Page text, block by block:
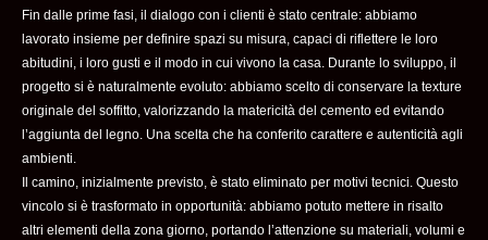
Fin dalle prime fasi, il dialogo con i clienti è stato centrale: abbiamo
lavorato insieme per definire spazi su misura, capaci di riflettere le loro
abitudini, i loro gusti e il modo in cui vivono la casa. Durante lo sviluppo, il
progetto si è naturalmente evoluto: abbiamo scelto di conservare la texture
originale del soffitto, valorizzando la matericità del cemento ed evitando
l’aggiunta del legno. Una scelta che ha conferito carattere e autenticità agli
ambienti.
Il camino, inizialmente previsto, è stato eliminato per motivi tecnici. Questo
vincolo si è trasformato in opportunità: abbiamo potuto mettere in risalto
altri elementi della zona giorno, portando l’attenzione su materiali, volumi e